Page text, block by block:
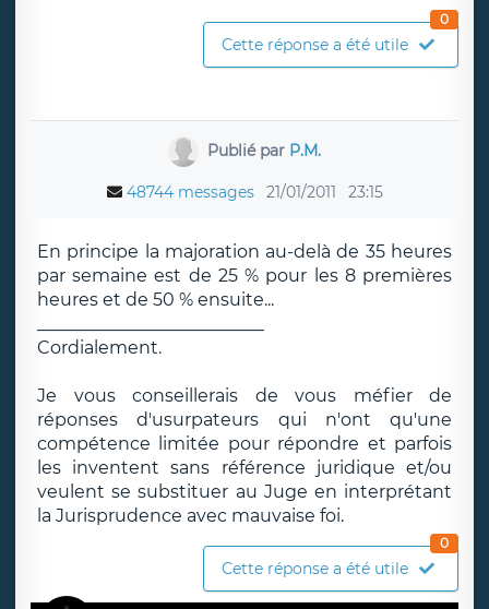
Cette réponse a été utile
0
Publié par P.M.
48744 messages 21/01/2011 23:15
En principe la majoration au-delà de 35 heures
par semaine est de 25 % pour les 8 premières
heures et de 50 % ensuite...
Cordialement.
Je vous conseillerais de vous méfier de
réponses d'usurpateurs qui n'ont qu'une
compétence limitée pour répondre et parfois
les inventent sans référence juridique et/ou
veulent se substituer au Juge en interprétant
la Jurisprudence avec mauvaise foi.
Cette réponse a été utile
0